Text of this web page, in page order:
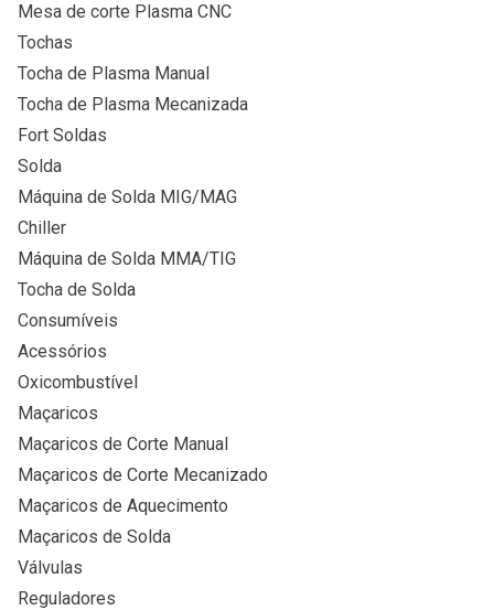
Mesa de corte Plasma CNC
Tochas
Tocha de Plasma Manual
Tocha de Plasma Mecanizada
Fort Soldas
Solda
Máquina de Solda MIG/MAG
Chiller
Máquina de Solda MMA/TIG
Tocha de Solda
Consumíveis
Acessórios
Oxicombustível
Maçaricos
Maçaricos de Corte Manual
Maçaricos de Corte Mecanizado
Maçaricos de Aquecimento
Maçaricos de Solda
Válvulas
Reguladores